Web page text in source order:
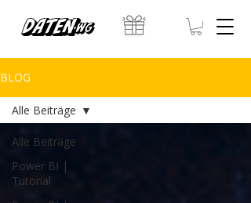
BLOG
Alle Beiträge
Power BI |
Tutorial
Alle Beiträge